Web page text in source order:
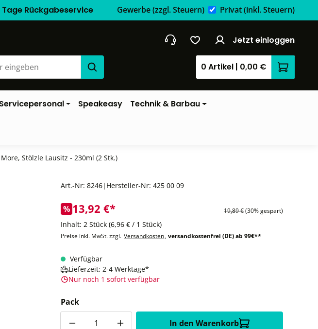
Tage Rückgabeservice Gewerbe(zzgl. Steuern) Privat(inkl. Steuern)
Jetzt einloggen
0 Artikel | 0,00 €
Servicepersonal Speakeasy Technik & Barbau
Stölzle Lausitz - 230ml (2 Stk.)
Art.-Nr: 8246| Hersteller-Nr: 425 00 09
% 13,92 €* 19,89 €(30% gespart)
Inhalt: 2 Stück (6,96 € / 1 Stück)
Preise inkl. MwSt. zzgl. Versandkosten, versandkostenfrei (DE) ab 99€**
Verfügbar
Lieferzeit: 2-4 Werktage*
Nur noch 1 sofort verfügbar
Pack
In den Warenkorb